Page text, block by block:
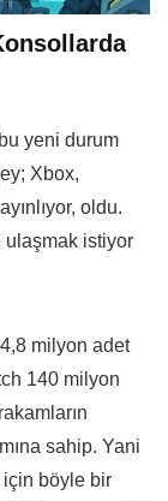
bu yeni durum
Xbox,
oldu.
ulaşmak istiyor
milyon adet
140 milyon
sahip. Yani
böyle bir